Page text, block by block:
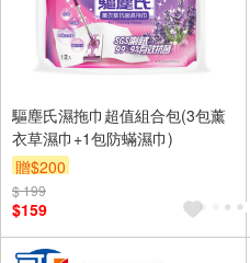
驅塵氏濕拖巾超值組合包(3包薰
衣草濕巾+1包防蟎濕巾)
贈$200
$ 199
$159